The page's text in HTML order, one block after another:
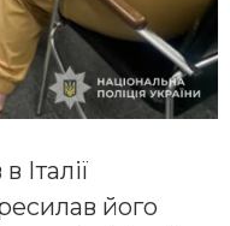
Італії
його